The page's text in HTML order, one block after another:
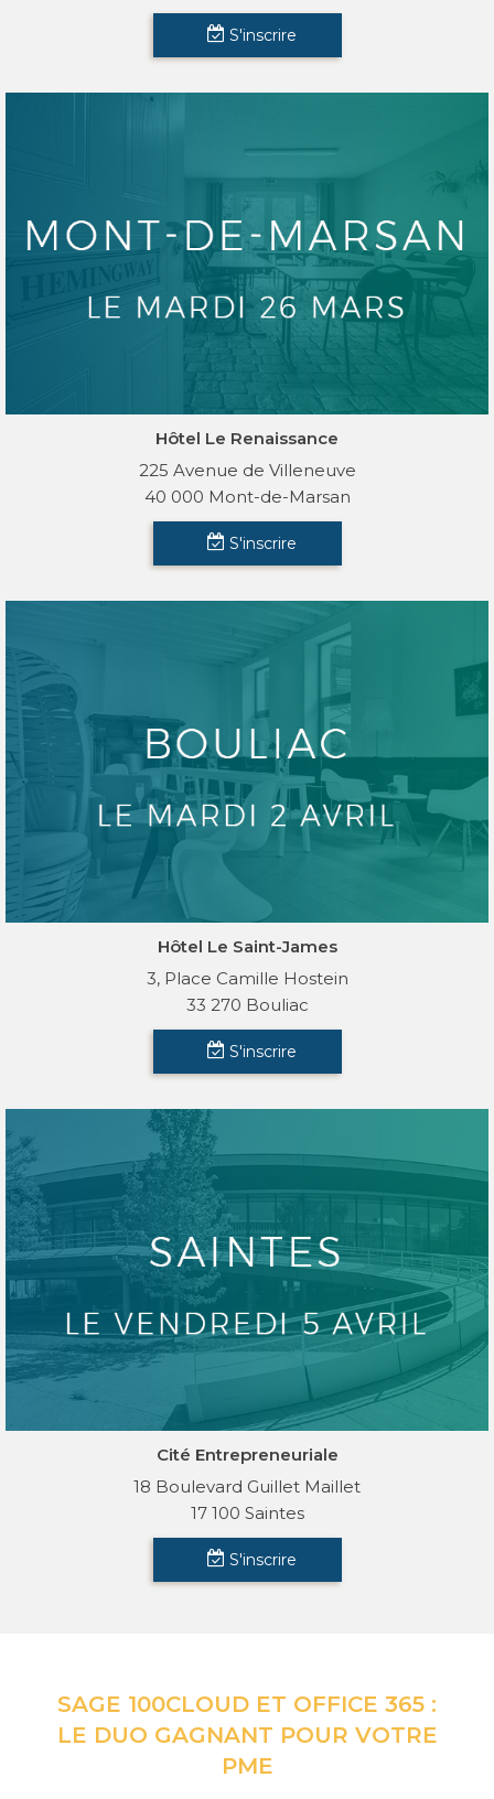
S'inscrire
Hôtel Le Renaissance
225 Avenue de Villeneuve
40 000 Mont-de-Marsan
S'inscrire
Hôtel Le Saint-James
3, Place Camille Hostein
33 270 Bouliac
S'inscrire
Cité Entrepreneuriale
18 Boulevard Guillet Maillet
17 100 Saintes
S'inscrire
SAGE 100CLOUD ET OFFICE 365 :
LE DUO GAGNANT POUR VOTRE
PME